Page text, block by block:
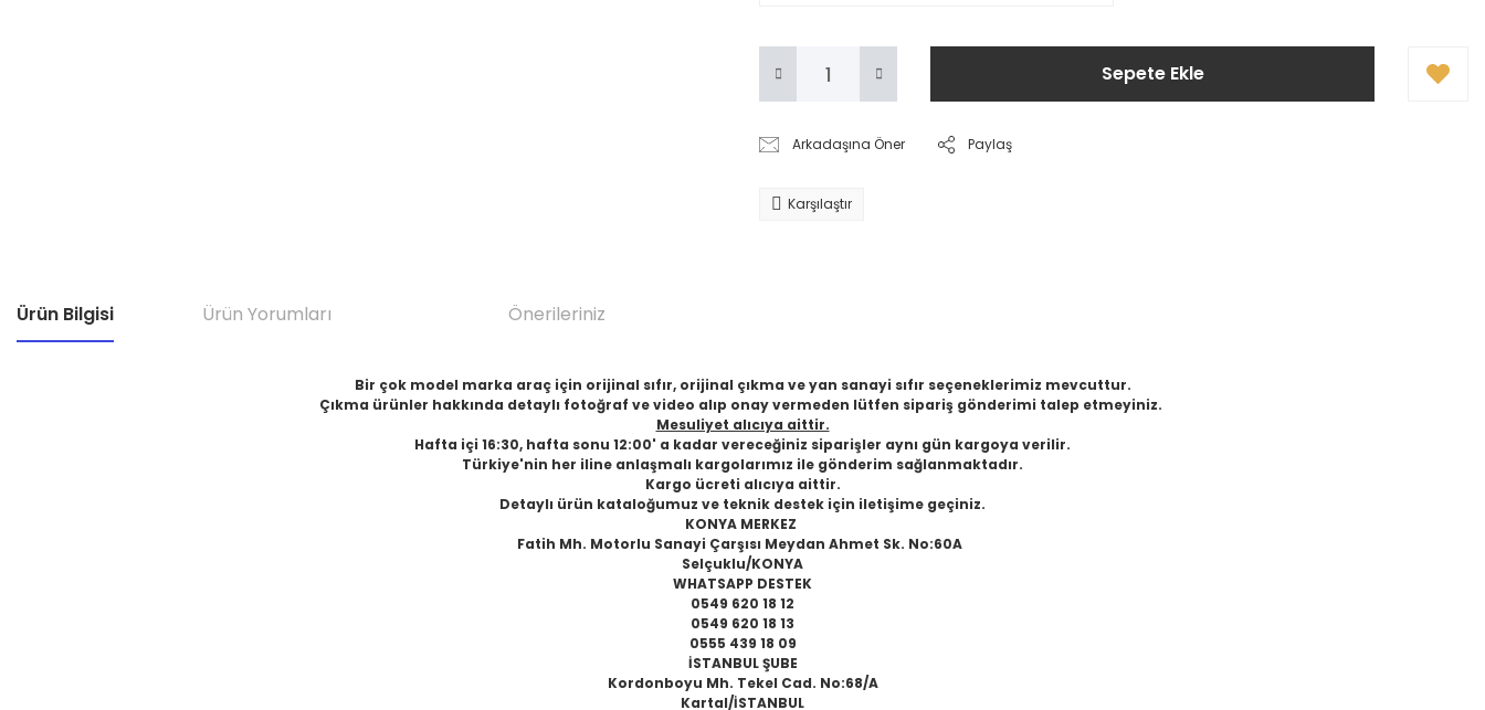
Sepete Ekle
Arkadaşına Öner Paylaş
Karşılaştır
Ürün Bilgisi Ürün Yorumları Önerileriniz
Bir çok model marka araç için orijinal sıfır, orijinal çıkma ve yan sanayi sıfır seçeneklerimiz mevcuttur.
Çıkma ürünler hakkında detaylı fotoğraf ve video alıp onay vermeden lütfen sipariş gönderimi talep etmeyiniz.
Mesuliyet alıcıya aittir.
Hafta içi 16:30, hafta sonu 12:00' a kadar vereceğiniz siparişler aynı gün kargoya verilir.
Türkiye'nin her iline anlaşmalı kargolarımız ile gönderim sağlanmaktadır.
Kargo ücreti alıcıya aittir.
Detaylı ürün kataloğumuz ve teknik destek için iletişime geçiniz.
KONYA MERKEZ
Fatih Mh. Motorlu Sanayi Çarşısı Meydan Ahmet Sk. No:60A
Selçuklu/KONYA
WHATSAPP DESTEK
0549 620 18 12
0549 620 18 13
0555 439 18 09
İSTANBUL ŞUBE
Kordonboyu Mh. Tekel Cad. No:68/A
Kartal/İSTANBUL